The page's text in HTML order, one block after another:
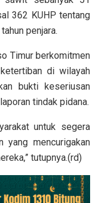
362 KUHP tentang
penjara.
Timur berkomitmen
di wilayah
bukti keseriusan
tindak pidana.
untuk segera
yang mencurigakan
tutupnya.(rd)